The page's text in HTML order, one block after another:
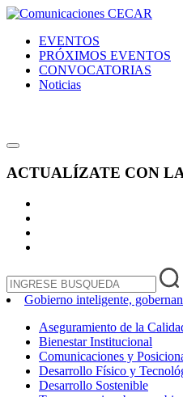
EVENTOS
PRÓXIMOS EVENTOS
CONVOCATORIAS
Noticias
ACTUALÍZATE CON
Gobierno inteligente,
Aseguramiento de la
Bienestar Institucional
Comunicaciones y
Desarrollo Físico y
Desarrollo Sostenible